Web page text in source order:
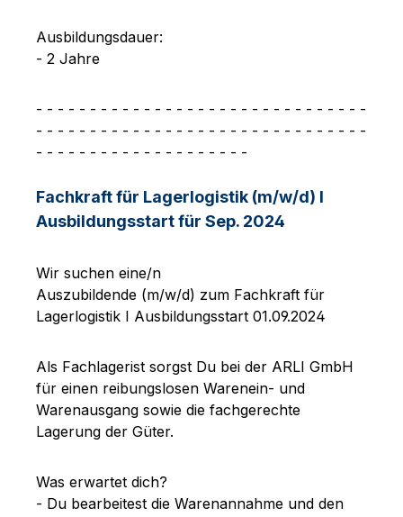
Ausbildungsdauer:
- 2 Jahre
- - - - - - - - - - - - - - - - - - - - - - - - - - - - - - -
- - - - - - - - - - - - - - - - - - - - - - - - - - - - - - -
- - - - - - - - - - - - - - - - - - - -
Fachkraft für Lagerlogistik (m/w/d) I
Ausbildungsstart für Sep. 2024
Wir suchen eine/n
Auszubildende (m/w/d) zum Fachkraft für
Lagerlogistik I Ausbildungsstart 01.09.2024
Als Fachlagerist sorgst Du bei der ARLI GmbH
für einen reibungslosen Warenein- und
Warenausgang sowie die fachgerechte
Lagerung der Güter.
Was erwartet dich?
- Du bearbeitest die Warenannahme und den